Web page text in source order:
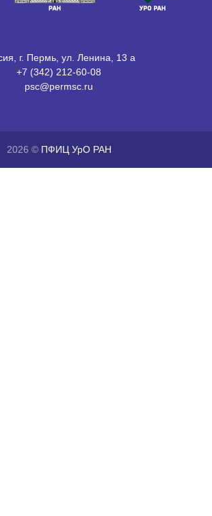
г. Пермь, ул. Ленина, 13 а
+7 (342) 212-60-08
psc@permsc.ru
2026 © ПФИЦ УрО РАН